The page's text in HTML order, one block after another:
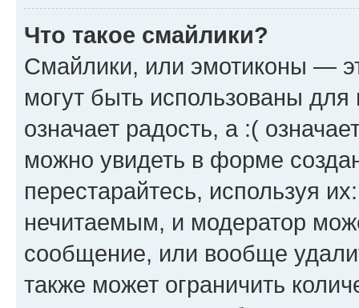
Что такое смайлики?
Смайлики, или эмотиконы —
могут быть использованы
означает радость, а :(
можно увидеть в форме
перестарайтесь, используя
нечитаемым, и модератор
сообщение, или вообще
также может ограничить